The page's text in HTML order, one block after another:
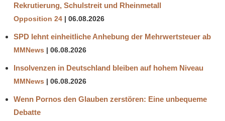
Rekrutierung, Schulstreit und Rheinmetall
Opposition 24 06.08.2026
SPD lehnt einheitliche Anhebung der Mehrwertsteuer ab
MMNews 06.08.2026
Insolvenzen in Deutschland bleiben auf hohem Niveau
MMNews 06.08.2026
Wenn Pornos den Glauben zerstören: Eine unbequeme
Debatte